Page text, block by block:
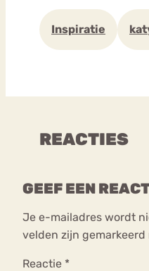
Inspiratie
REACTIES
GEEF EEN
Je e-mailadres wordt
velden zijn gemarkeerd
Reactie *